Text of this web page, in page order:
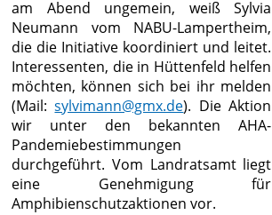
am Abend ungemein, weiß Sylvia
Neumann vom NABU-Lampertheim,
die die Initiative koordiniert und leitet.
Interessenten, die in Hüttenfeld helfen
möchten, können sich bei ihr melden
(Mail:sylvimann@gmx.de). Die Aktion
wir unter den bekannten AHA-
Pandemiebestimmungen
durchgeführt. Vom Landratsamt liegt
eine Genehmigung für
Amphibienschutzaktionen vor.